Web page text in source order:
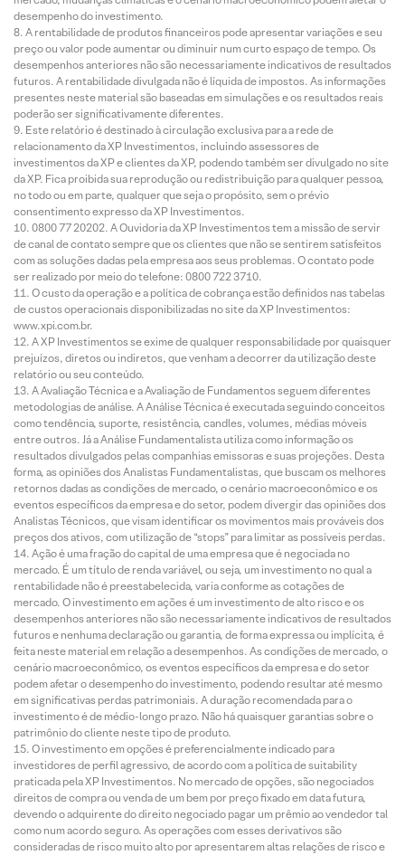
desempenho do investimento.
A rentabilidade de produtos financeiros pode apresentar variações e seu
preço ou valor pode aumentar ou diminuir num curto espaço de tempo. Os
desempenhos anteriores não são necessariamente indicativos de resultados
futuros. A rentabilidade divulgada não é líquida de impostos. As informações
presentes neste material são baseadas em simulações e os resultados reais
poderão ser significativamente diferentes.
Este relatório é destinado à circulação exclusiva para a rede de
relacionamento da XP Investimentos, incluindo assessores de
investimentos da XP e clientes da XP, podendo também ser divulgado no site
da XP. Fica proibida sua reprodução ou redistribuição para qualquer pessoa,
no todo ou em parte, qualquer que seja o propósito, sem o prévio
consentimento expresso da XP Investimentos.
0800 77 20202. A Ouvidoria da XP Investimentos tem a missão de servir
de canal de contato sempre que os clientes que não se sentirem satisfeitos
com as soluções dadas pela empresa aos seus problemas. O contato pode
ser realizado por meio do telefone: 0800 722 3710.
O custo da operação e a política de cobrança estão definidos nas tabelas
de custos operacionais disponibilizadas no site da XP Investimentos:
www.xpi.com.br.
A XP Investimentos se exime de qualquer responsabilidade por quaisquer
prejuízos, diretos ou indiretos, que venham a decorrer da utilização deste
relatório ou seu conteúdo.
A Avaliação Técnica e a Avaliação de Fundamentos seguem diferentes
metodologias de análise. A Análise Técnica é executada seguindo conceitos
como tendência, suporte, resistência, candles, volumes, médias móveis
entre outros. Já a Análise Fundamentalista utiliza como informação os
resultados divulgados pelas companhias emissoras e suas projeções. Desta
forma, as opiniões dos Analistas Fundamentalistas, que buscam os melhores
retornos dadas as condições de mercado, o cenário macroeconômico e os
eventos específicos da empresa e do setor, podem divergir das opiniões dos
Analistas Técnicos, que visam identificar os movimentos mais prováveis dos
preços dos ativos, com utilização de “stops” para limitar as possíveis perdas.
Ação é uma fração do capital de uma empresa que é negociada no
mercado. É um título de renda variável, ou seja, um investimento no qual a
rentabilidade não é preestabelecida, varia conforme as cotações de
mercado. O investimento em ações é um investimento de alto risco e os
desempenhos anteriores não são necessariamente indicativos de resultados
futuros e nenhuma declaração ou garantia, de forma expressa ou implícita, é
feita neste material em relação a desempenhos. As condições de mercado, o
cenário macroeconômico, os eventos específicos da empresa e do setor
podem afetar o desempenho do investimento, podendo resultar até mesmo
em significativas perdas patrimoniais. A duração recomendada para o
investimento é de médio-longo prazo. Não há quaisquer garantias sobre o
patrimônio do cliente neste tipo de produto.
O investimento em opções é preferencialmente indicado para
investidores de perfil agressivo, de acordo com a política de suitability
praticada pela XP Investimentos. No mercado de opções, são negociados
direitos de compra ou venda de um bem por preço fixado em data futura,
devendo o adquirente do direito negociado pagar um prêmio ao vendedor tal
como num acordo seguro. As operações com esses derivativos são
consideradas de risco muito alto por apresentarem altas relações de risco e